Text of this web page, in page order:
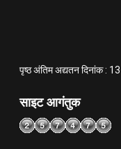
पृष्ठ अंतिम अद्यतन दिनांक :
साइट आगंतुक